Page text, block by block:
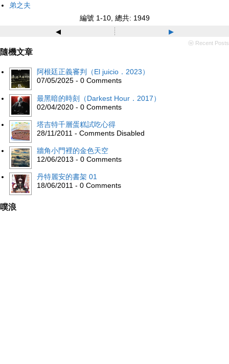
弟之夫
編號 1-10, 總共: 1949
◂ ▸
ⓦ Recent Posts
隨機文章
阿根廷正義審判（El juicio．2023）
07/05/2025 - 0 Comments
最黑暗的時刻（Darkest Hour．2017）
02/04/2020 - 0 Comments
塔吉特千層蛋糕試吃心得
28/11/2011 - Comments Disabled
牆角小門裡的金色天空
12/06/2013 - 0 Comments
丹特麗安的書架 01
18/06/2011 - 0 Comments
噗浪